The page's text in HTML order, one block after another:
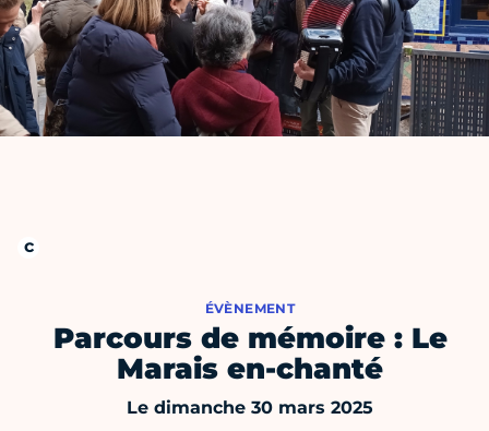
ÉVÈNEMENT
Parcours de mémoire : Le
Marais en-chanté
Le dimanche 30 mars 2025